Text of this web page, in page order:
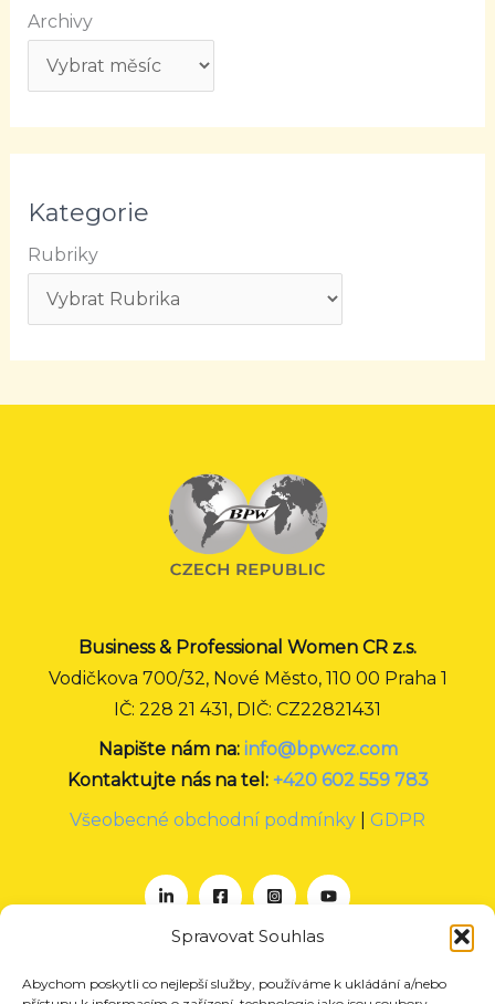
Spravovat Souhlas
Abychom poskytli co nejlepší služby, používáme k ukládání a/nebo
Archivy
Kategorie
Rubriky
Business & Professional Women CR z.s.
Vodičkova 700/32, Nové Město, 110 00 Praha 1
IČ: 228 21 431, DIČ: CZ22821431
Napište nám na: info@bpwcz.com
Kontaktujte nás na tel: +420 602 559 783
Všeobecné obchodní podmínky
GDPR
O nás